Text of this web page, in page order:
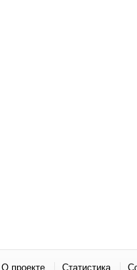
О проекте Статистика